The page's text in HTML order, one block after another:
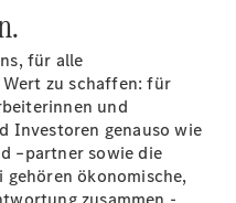
für alle
zu schaffen: für
und
Investoren genauso wie
–partner sowie die
gehören ökonomische,